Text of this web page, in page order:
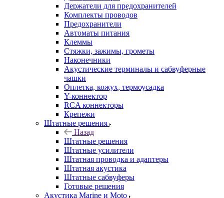
Держатели для предохранителей
Комплекты проводов
Предохранители
Автоматы питания
Клеммы
Стяжки, зажимы, грометы
Наконечники
Акустические терминалы и сабвуферные
чашки
Оплетка, кожух, термоусадка
Y-коннектор
RCA коннекторы
Крепежи
Штатные решения
Назад
Штатные решения
Штатные усилители
Штатная проводка и адаптеры
Штатная акустика
Штатные сабвуферы
Готовые решения
Акустика Marine и Moto